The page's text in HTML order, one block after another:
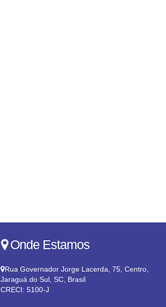
Onde Estamos
Rua Governador Jorge Lacerda 75, Centro,
Jaraguá do Sul, SC, Brasil
CRECI: 5100-J